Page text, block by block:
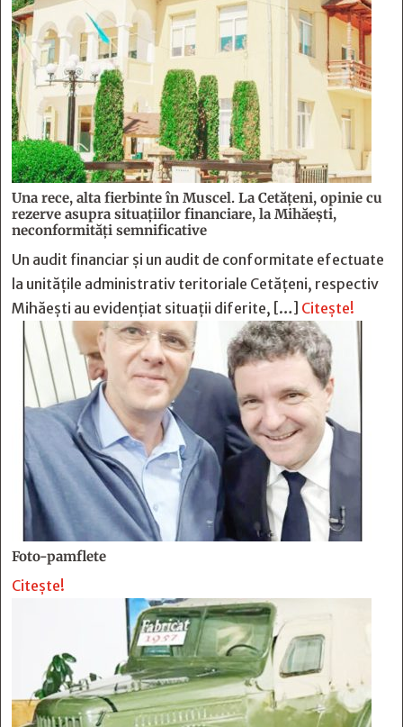
Una rece, alta fierbinte în Muscel. La Cetăţeni, opinie cu
rezerve asupra situaţiilor financiare, la Mihăeşti,
neconformităţi semnificative
Un audit financiar și un audit de conformitate efectuate
la unitățile administrativ teritoriale Cetățeni, respectiv
Mihăești au evidențiat situații diferite, […] Citește!
Foto-pamflete
Citește!